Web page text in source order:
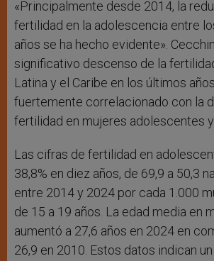
«Principalmente desde 2014, la
fertilidad en la adolescencia entre
años se ha hecho evidente».
significativo descenso de la
Latina y el Caribe en los últimos
fuertemente correlacionado con la
fertilidad en mujeres adolescentes
Las cifras de fertilidad en
38,8% en diez años, de 69,9 a 50,3
entre 2014 y 2024 por cada 1.000
de 15 a 19 años. La edad media en
aumentó a 27,6 años en 2024 en
26,9 en 2010. Estos datos indican